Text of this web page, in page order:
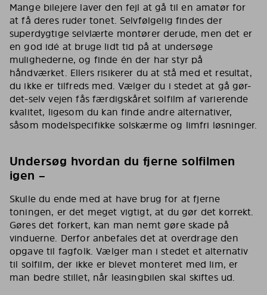
Mange bilejere laver den fejl at gå til en amatør for
at få deres ruder tonet. Selvfølgelig findes der
superdygtige selvlærte montører derude, men det er
en god idé at bruge lidt tid på at undersøge
mulighederne, og finde én der har styr på
håndværket. Ellers risikerer du at stå med et resultat,
du ikke er tilfreds med. Vælger du i stedet at gå gør-
det-selv vejen fås færdigskåret solfilm af varierende
kvalitet, ligesom du kan finde andre alternativer,
såsom modelspecifikke solskærme og limfri løsninger.
Undersøg hvordan du fjerne solfilmen
igen –
Skulle du ende med at have brug for at fjerne
toningen, er det meget vigtigt, at du gør det korrekt.
Gøres det forkert, kan man nemt gøre skade på
vinduerne. Derfor anbefales det at overdrage den
opgave til fagfolk. Vælger man i stedet et alternativ
til solfilm, der ikke er blevet monteret med lim, er
man bedre stillet, når leasingbilen skal skiftes ud.